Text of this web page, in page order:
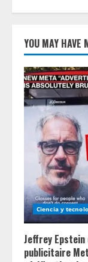
YOU MAY HAVE
Ciencia y
Jeffrey
publicitaire